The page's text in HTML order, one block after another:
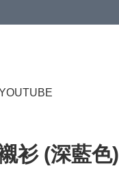
衫 (深藍色)